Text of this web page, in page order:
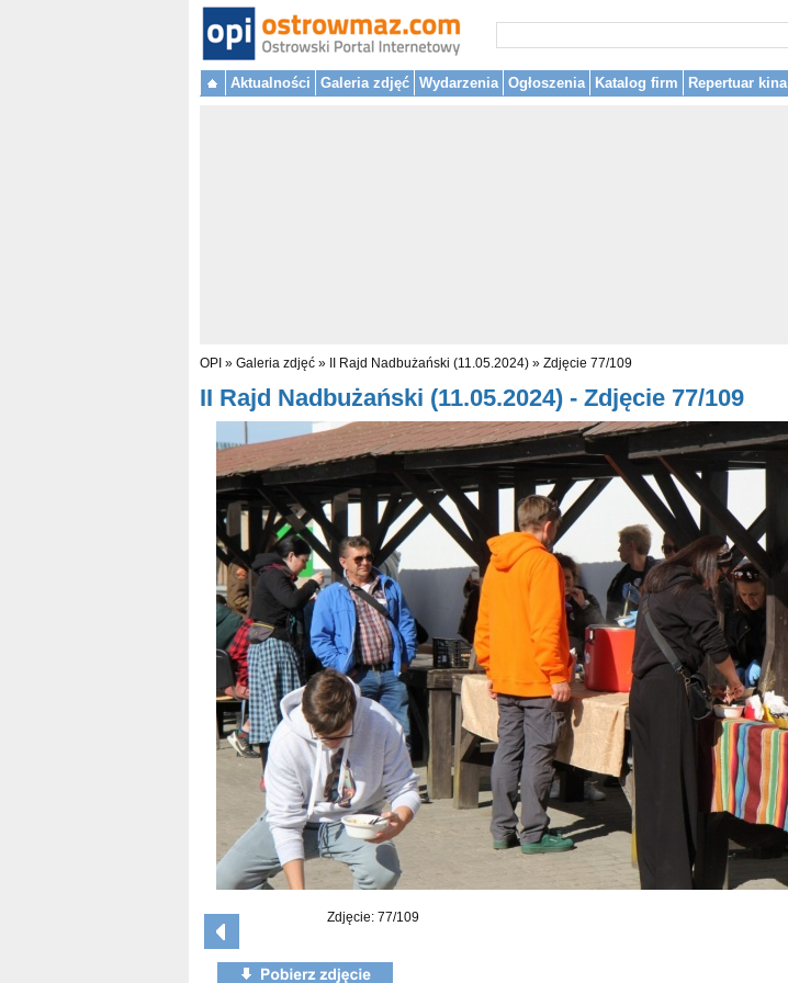
Aktualności Galeria zdjęć Wydarzenia Ogłoszenia Katalog firm Repertuar kina
OPI » Galeria zdjęć » II Rajd Nadbużański (11.05.2024) » Zdjęcie 77/109
II Rajd Nadbużański (11.05.2024) - Zdjęcie 77/109
Zdjęcie: 77/109